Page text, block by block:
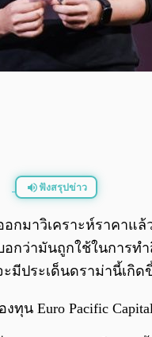
ฟังสรุปข่าว
กมาวิเคราะห์ราคาแล้
กว่ามันถูกใช้ในการท
มีประเด็นดราม่านี้เกิด
ทุน Euro Pacific